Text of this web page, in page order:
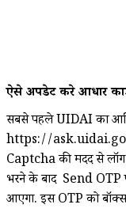
ऐसे अपडेट करे आधार
सबसे पहले UIDAI का
https://
Captcha की मदद से
भरने के बाद Send OTP
आएगा. इस OTP को